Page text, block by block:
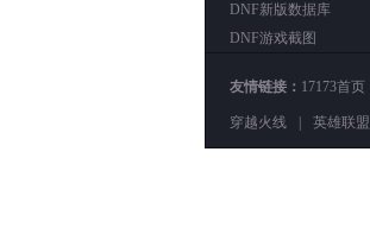
DNF新版数据库
DNF游戏截图
友情链接： 17173首页
穿越火线 英雄联盟